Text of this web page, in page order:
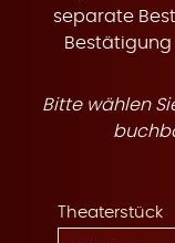
e
separate
Bestätigung
Bitte wählen
Theaterstück